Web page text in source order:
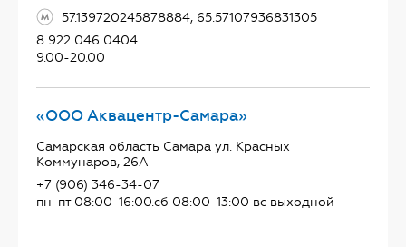
57.139720245878884, 65.57107936831305
8 922 046 0404
9.00-20.00
«ООО Аквацентр-Самара»
Самарская область Самара ул. Красных
Коммунаров, 26А
+7 (906) 346-34-07
пн-пт 08:00-16:00.сб 08:00-13:00 вс выходной